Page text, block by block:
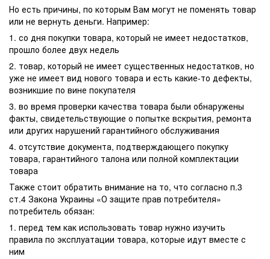
Но есть причины, по которым Вам могут не поменять товар
или не вернуть деньги. Например:
1. со дня покупки товара, который не имеет недостатков,
прошло более двух недель
2. товар, который не имеет существенных недостатков, но
уже не имеет вид нового товара и есть какие-то дефекты,
возникшие по вине покупателя
3. во время проверки качества товара были обнаружены
факты, свидетельствующие о попытке вскрытия, ремонта
или других нарушений гарантийного обслуживания
4. отсутствие документа, подтверждающего покупку
товара, гарантийного талона или полной комплектации
товара
Также стоит обратить внимание на то, что согласно п.3
ст.4 Закона Украины «О защите прав потребителя»
потребитель обязан:
1. перед тем как использовать товар нужно изучить
правила по эксплуатации товара, которые идут вместе с
ним